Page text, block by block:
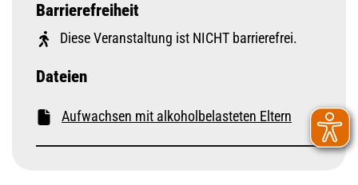
Barrierefreiheit
Diese Veranstaltung ist NICHT barrierefrei.
Dateien
Aufwachsen mit alkoholbelasteten Eltern